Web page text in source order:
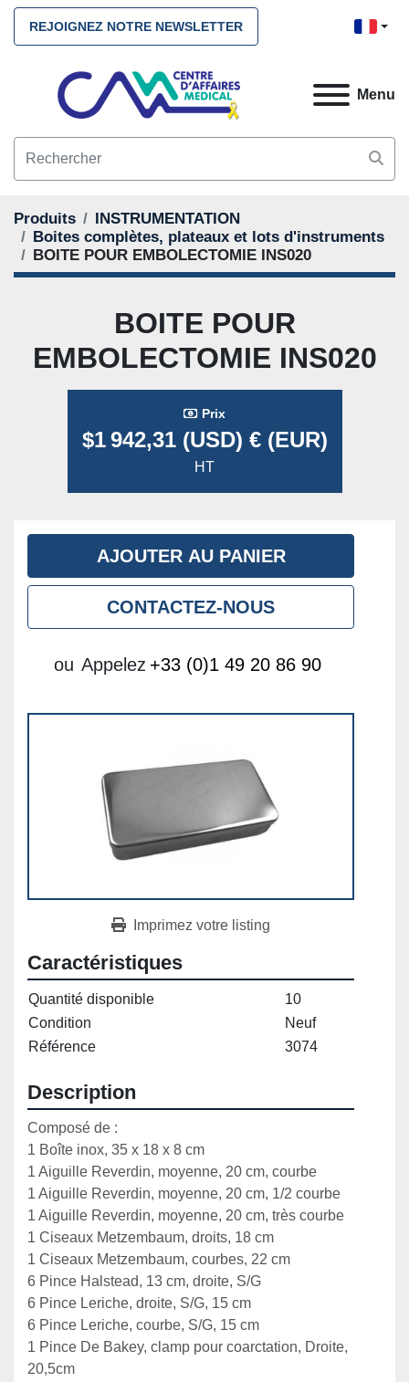
REJOIGNEZ NOTRE NEWSLETTER
Menu
Produits
INSTRUMENTATION
Boites complètes, plateaux et lots d'instruments
BOITE POUR EMBOLECTOMIE INS020
BOITE POUR
EMBOLECTOMIE INS020
Prix
$1 942,31 (USD) € (EUR)
HT
AJOUTER AU PANIER
CONTACTEZ-NOUS
ou Appelez +33 (0)1 49 20 86 90
Imprimez votre listing
Caractéristiques
Quantité disponible
10
Condition
Neuf
Référence
3074
Description
Composé de :
1 Boîte inox, 35 x 18 x 8 cm
1 Aiguille Reverdin, moyenne, 20 cm, courbe
1 Aiguille Reverdin, moyenne, 20 cm, 1/2 courbe
1 Aiguille Reverdin, moyenne, 20 cm, très courbe
1 Ciseaux Metzembaum, droits, 18 cm
1 Ciseaux Metzembaum, courbes, 22 cm
6 Pince Halstead, 13 cm, droite, S/G
6 Pince Leriche, droite, S/G, 15 cm
6 Pince Leriche, courbe, S/G, 15 cm
1 Pince De Bakey, clamp pour coarctation, Droite,
20,5cm